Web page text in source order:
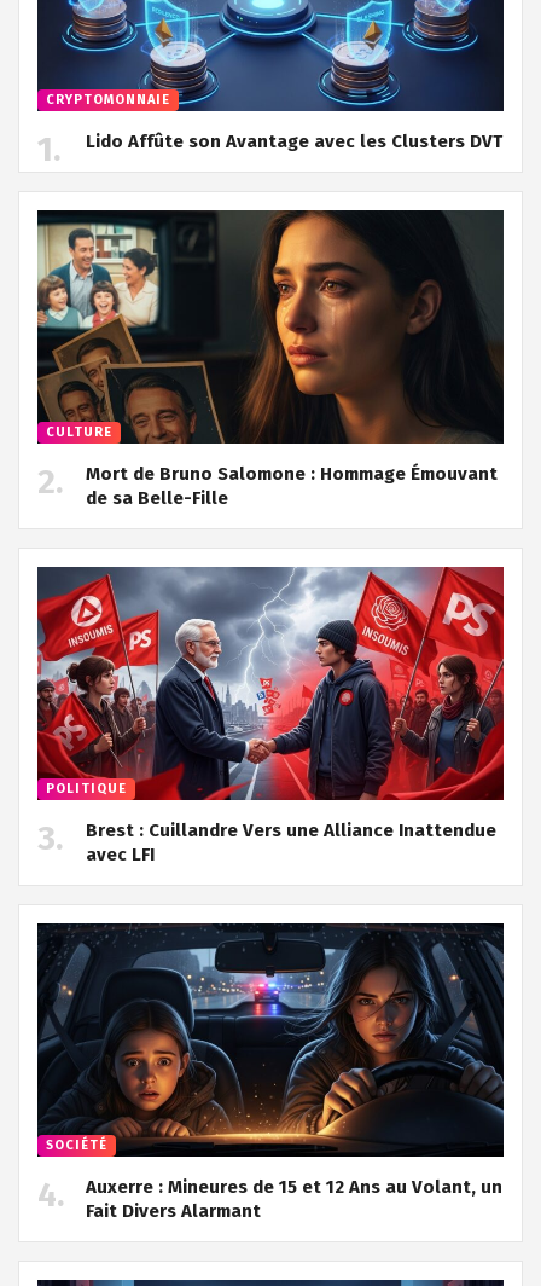
CRYPTOMONNAIE
Lido Affûte son Avantage avec les Clusters DVT
CULTURE
Mort de Bruno Salomone : Hommage Émouvant
de sa Belle-Fille
POLITIQUE
Brest : Cuillandre Vers une Alliance Inattendue
avec LFI
SOCIÉTÉ
Auxerre : Mineures de 15 et 12 Ans au Volant, un
Fait Divers Alarmant